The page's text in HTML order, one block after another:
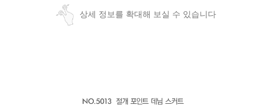
상세 정보를 확대해 보실 수 있습니다